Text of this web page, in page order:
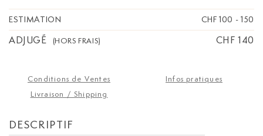
ESTIMATION CHF 100 - 150
ADJUGÉ (HORS FRAIS) CHF 140
Conditions de Ventes
Infos pratiques
Livraison / Shipping
DESCRIPTIF